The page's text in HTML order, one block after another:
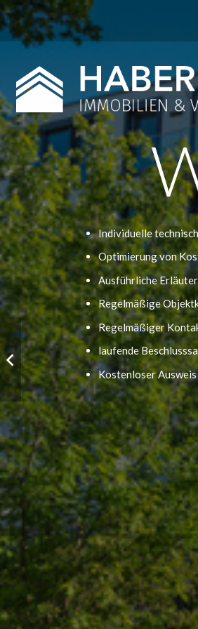
Individuelle
Optimierung von
Ausführliche
Regelmäßige
Regelmäßiger
laufende
Kostenloser